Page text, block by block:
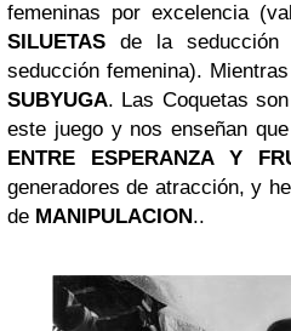
femeninas por excelencia
SILUETAS de la seducción
seducción femenina).
SUBYUGA. Las Coquetas
este juego y nos enseñan
ENTRE ESPERANZA Y
generadores de atracción, y
de MANIPULACION..